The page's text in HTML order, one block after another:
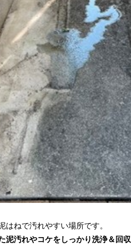
ねで汚れやすい場所です。
泥汚れやコケをしっかり洗浄＆回収